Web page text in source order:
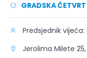
GRADSKA
Predsjednik vijeća:
Jerolima Milete